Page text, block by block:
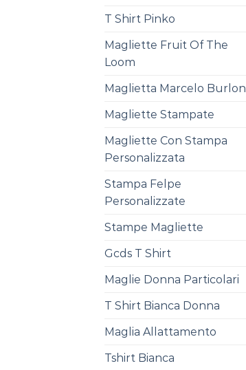
T Shirt Pinko
Magliette Fruit Of The
Loom
Maglietta Marcelo Burlon
Magliette Stampate
Magliette Con Stampa
Personalizzata
Stampa Felpe
Personalizzate
Stampe Magliette
Gcds T Shirt
Maglie Donna Particolari
T Shirt Bianca Donna
Maglia Allattamento
Tshirt Bianca